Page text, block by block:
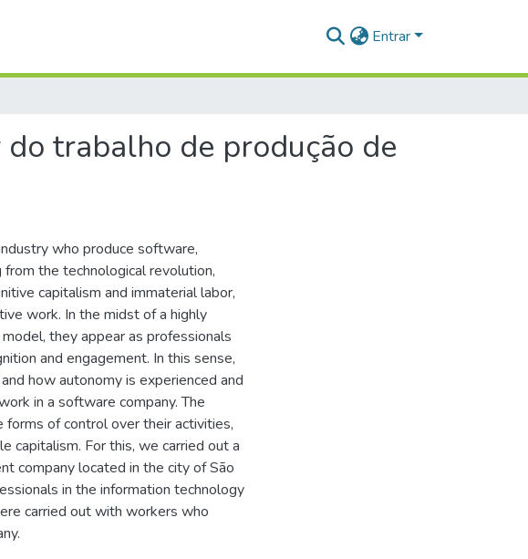
Entrar
trabalho de produção de
who produce software,
the technological revolution,
capitalism and immaterial labor,
work. In the midst of a highly
they appear as professionals
and engagement. In this sense,
how autonomy is experienced and
in a software company. The
of control over their activities,
capitalism. For this, we carried out a
company located in the city of São
in the information technology
carried out with workers who